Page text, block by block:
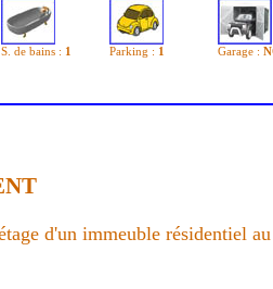
S. de bains : 1 Parking : 1 Garage :
d'un immeuble résidentiel